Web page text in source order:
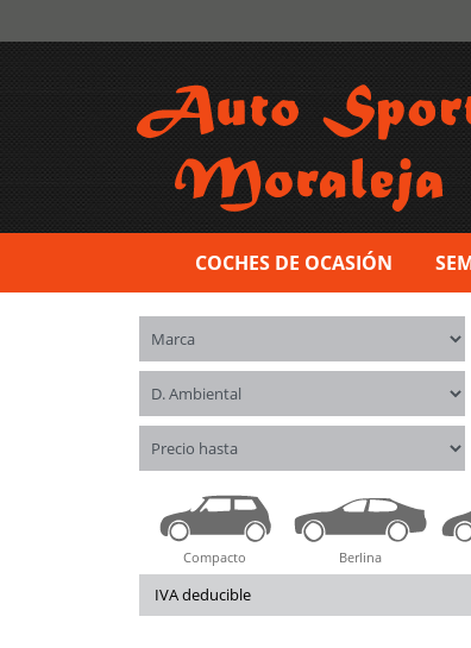
COCHES DE OCASIÓN
Marca
Distintivo ambiental
Precio hasta
Compacto Berlina
IVA deducible